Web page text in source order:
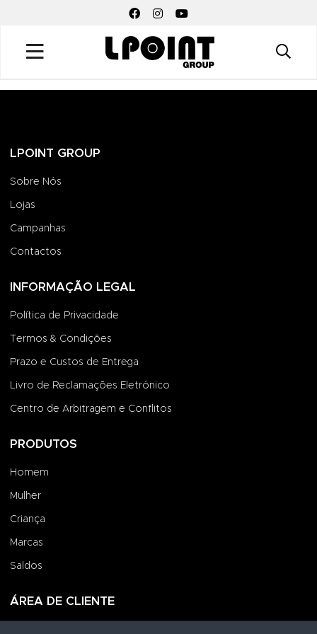
FACEBOOK SOCIAL LINK
INSTAGRAM SOCIAL LINK
YOUTUBE SOCIAL LINK
LPOINT GROUP
Sobre Nós
Lojas
Campanhas
Contactos
INFORMAÇÃO LEGAL
Política de Privacidade
Termos & Condições
Prazo e Custos de Entrega
Livro de Reclamações Eletrónico
Centro de Arbitragem e Conflitos
PRODUTOS
Homem
Mulher
Criança
Marcas
Saldos
ÁREA DE CLIENTE